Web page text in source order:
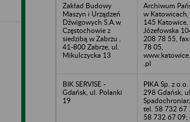
Zakład Budowy
Maszyn i Urządzeń
Dźwigowych S.A.w
Częstochowie z
siedzibą w Zabrzu ,
41-800 Zabrze, ul.
Mikulczycka 13
Archiwum
w
145 Katowice,
Józefowska
208 78 55,
78 05,
.pl
BIK SERVISE -
Gdańsk, ul. Polanki
19
PIKA Sp. z
298 Gdańsk, ul.
tel. 58 732 67
58 732 67 09;